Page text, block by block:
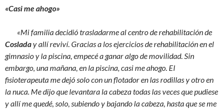
«Casi me ahogo»
«Mi familia decidió trasladarme al centro de rehabilitación de
Cosladay allí reviví. Gracias a los ejercicios de rehabilitación en el
gimnasio y la piscina, empecé a ganar algo de movilidad. Sin
embargo, una mañana, en la piscina, casi me ahogo. El
fisioterapeuta me dejó solo con un flotador en las rodillas y otro en
la nuca. Me dijo que levantara la cabeza todas las veces que pudiese
y allí me quedé, solo, subiendo y bajando la cabeza, hasta que se me